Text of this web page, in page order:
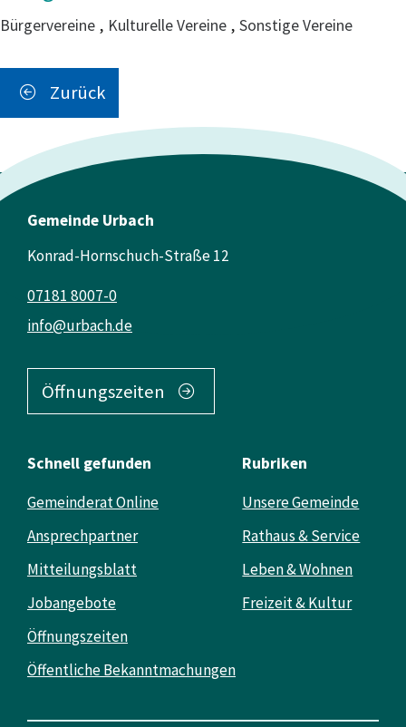
Bürgervereine , Kulturelle Vereine , Sonstige Vereine
Zurück
Gemeinde Urbach
Konrad-Hornschuch-Straße 12
info@urbach.de
07181 8007-0
Öffnungszeiten
Schnell gefunden
Gemeinderat Online
Ansprechpartner
Mitteilungsblatt
Jobangebote
Öffnungszeiten
Öffentliche Bekanntmachungen
Rubriken
Unsere Gemeinde
Rathaus & Service
Leben & Wohnen
Freizeit & Kultur